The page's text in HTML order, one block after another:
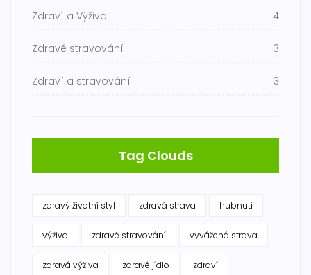
Zdraví a Výživa 4
Zdravé stravování 3
Zdraví a stravování 3
Tag Clouds
zdravý životní styl zdravá strava hubnutí
výživa zdravé stravování vyvážená strava
zdravá výživa zdravé jídlo zdraví